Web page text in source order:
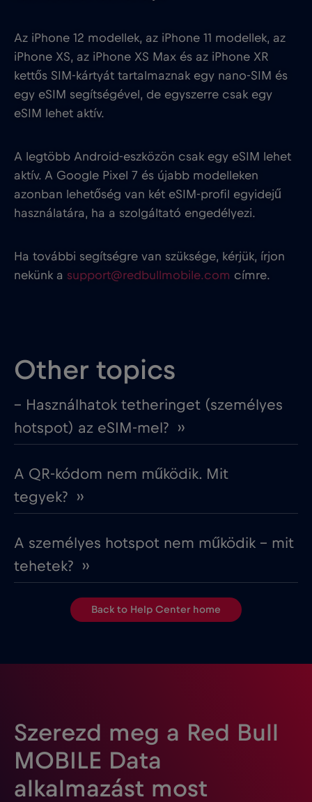
Az iPhone 12 modellek, az iPhone 11 modellek, az
iPhone XS, az iPhone XS Max és az iPhone XR
kettős SIM-kártyát tartalmaznak egy nano-SIM és
egy eSIM segítségével, de egyszerre csak egy
eSIM lehet aktív.
A legtöbb Android-eszközön csak egy eSIM lehet
aktív. A Google Pixel 7 és újabb modelleken
azonban lehetőség van két eSIM-profil egyidejű
használatára, ha a szolgáltató engedélyezi.
Ha további segítségre van szüksége, kérjük, írjon
nekünk a support@redbullmobile.com címre.
Other topics
– Használhatok tetheringet (személyes
hotspot) az eSIM-mel? ››
A QR-kódom nem működik. Mit
tegyek? ››
A személyes hotspot nem működik – mit
tehetek? ››
Back to Help Center home
Szerezd meg a Red Bull
MOBILE Data
alkalmazást most